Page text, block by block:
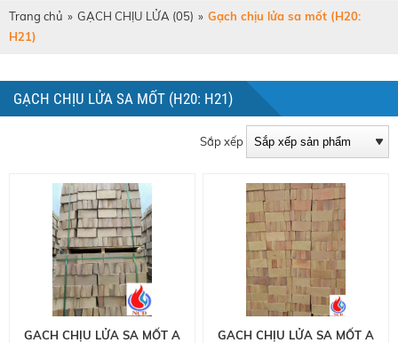
Trang chủ » GẠCH CHỊU LỬA (05) » Gạch chịu lửa sa mốt (H20:
H21)
GẠCH CHỊU LỬA SA MỐT (H20: H21)
Sắp xếp
GACH CHỊU LỬA SA MỐT A
GACH CHỊU LỬA SA MỐT A